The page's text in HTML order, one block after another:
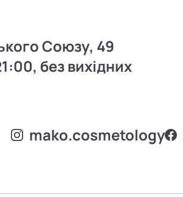
Союзу, 49
без вихідних
mako.cosmetology